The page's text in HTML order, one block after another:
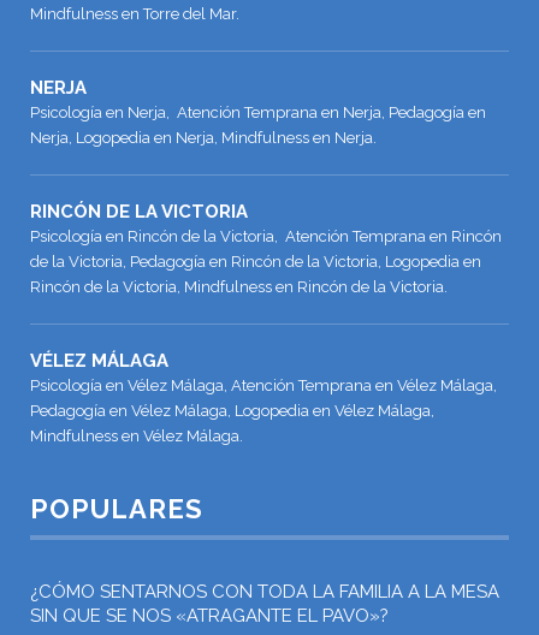
Mindfulness en Torre del Mar.
NERJA
Psicología en Nerja, Atención Temprana en Nerja, Pedagogía en
Nerja, Logopedia en Nerja, Mindfulness en Nerja.
RINCÓN DE LA VICTORIA
Psicología en Rincón de la Victoria, Atención Temprana en Rincón
de la Victoria, Pedagogía en Rincón de la Victoria, Logopedia en
Rincón de la Victoria, Mindfulness en Rincón de la Victoria.
VÉLEZ MÁLAGA
Psicología en Vélez Málaga, Atención Temprana en Vélez Málaga,
Pedagogía en Vélez Málaga, Logopedia en Vélez Málaga,
Mindfulness en Vélez Málaga.
POPULARES
¿CÓMO SENTARNOS CON TODA LA FAMILIA A LA MESA
SIN QUE SE NOS «ATRAGANTE EL PAVO»?